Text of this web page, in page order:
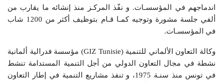
اندماجهم في المؤسسـات. و نفّذ المركـز منذ إنشائه ما يقارب من
ألفي جلسة مشورة وتوجيه كمـا قـام بتوظيف أكثر من 1200 شاب
في المؤسسـات.
وكالة التعاون الألماني للتنمية (GIZ Tunisie) مؤسسة فدرالية ألمانية
نشطة في مجال التعاون الدولي من أجل التنمية المستدامة تنشط
في تونس منذ سنـة 1975، و تنفذ مشاريع التنمية في إطار التعاون